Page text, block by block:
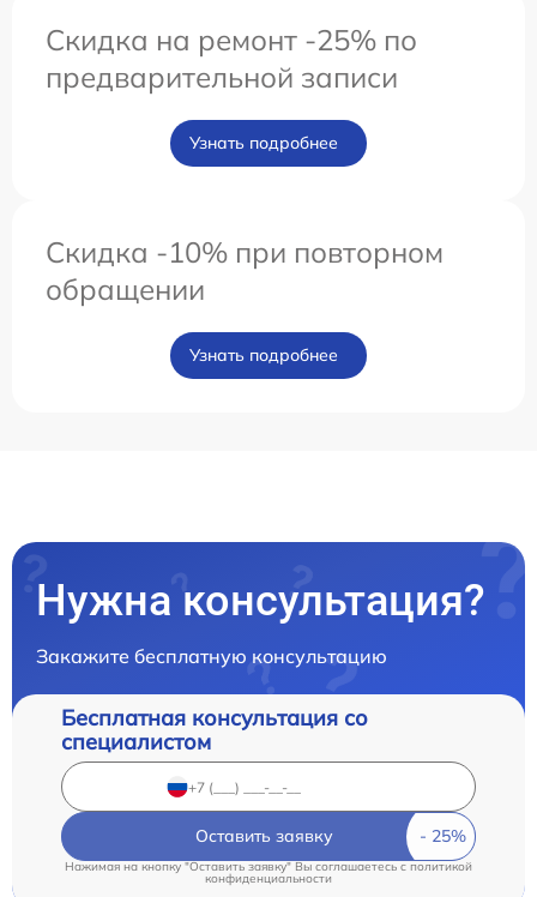
Скидка на ремонт -25% по
предварительной записи
Узнать подробнее
Скидка -10% при повторном
обращении
Узнать подробнее
Нужна консультация?
Закажите бесплатную консультацию
Бесплатная консультация со
специалистом
Оставить заявку
Нажимая на кнопку "Оставить заявку" Вы соглашаетесь c политикой
конфиденциальности